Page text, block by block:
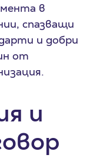
в
спазващи
и добри
от
и